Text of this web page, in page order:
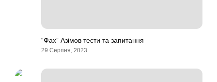
“Фах” Азімов тести та запитання
29 Серпня, 2023